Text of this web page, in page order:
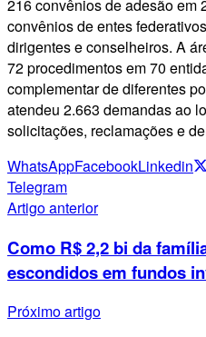
216 convênios de adesão em
convênios de entes
dirigentes e conselheiros. A
72 procedimentos em 70
complementar de diferentes
atendeu 2.663 demandas ao
solicitações, reclamações e
WhatsAppFacebookLinkedin
Telegram
Artigo anterior
Como R$ 2,2 bi da
escondidos em fundos
Próximo artigo